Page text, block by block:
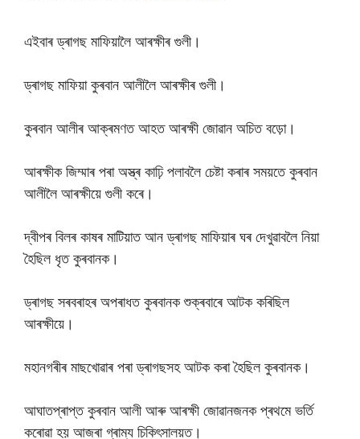
এইবাৰ ড্ৰাগছ মাফিয়ালৈ আৰক্ষীৰ গুলী।
ড্ৰাগছ মাফিয়া কুৰবান আলীলৈ আৰক্ষীৰ গুলী।
কুৰবান আলীৰ আক্ৰমণত আহত আৰক্ষী জোৱান অচিত বড়ো।
আৰক্ষীক জিম্মাৰ পৰা অস্ত্ৰ কাঢ়ি পলাবলৈ চেষ্টা কৰাৰ সময়তে কুৰবান
আলীলৈ আৰক্ষীয়ে গুলী কৰে।
দ্বীপৰ বিলৰ কাষৰ মাটিয়াত আন ড্ৰাগছ মাফিয়াৰ ঘৰ দেখুৱাবলৈ নিয়া
হৈছিল ধৃত কুৰবানক।
ড্ৰাগছ সৰবৰাহৰ অপৰাধত কুৰবানক শুক্ৰবাৰে আটক কৰিছিল
আৰক্ষীয়ে।
মহানগৰীৰ মাছখোৱাৰ পৰা ড্ৰাগছসহ আটক কৰা হৈছিল কুৰবানক।
আঘাতপ্ৰাপ্ত কুৰবান আলী আৰু আৰক্ষী জোৱানজনক প্ৰথমে ভৰ্তি
কৰোৱা হয় আজৰা গ্ৰাম্য চিকিৎসালয়ত।